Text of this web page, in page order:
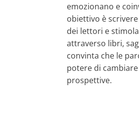
emozionano e
obiettivo è
dei lettori e
attraverso libri,
convinta che le
potere di
prospettive.